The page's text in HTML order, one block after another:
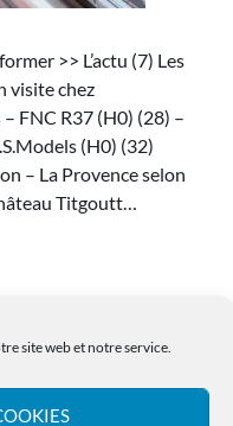
site web et notre service.
>> L’actu (7) Les
visite chez
FNC R37 (H0) (28) –
(H0) (32)
– La Provence selon
Titgoutt…